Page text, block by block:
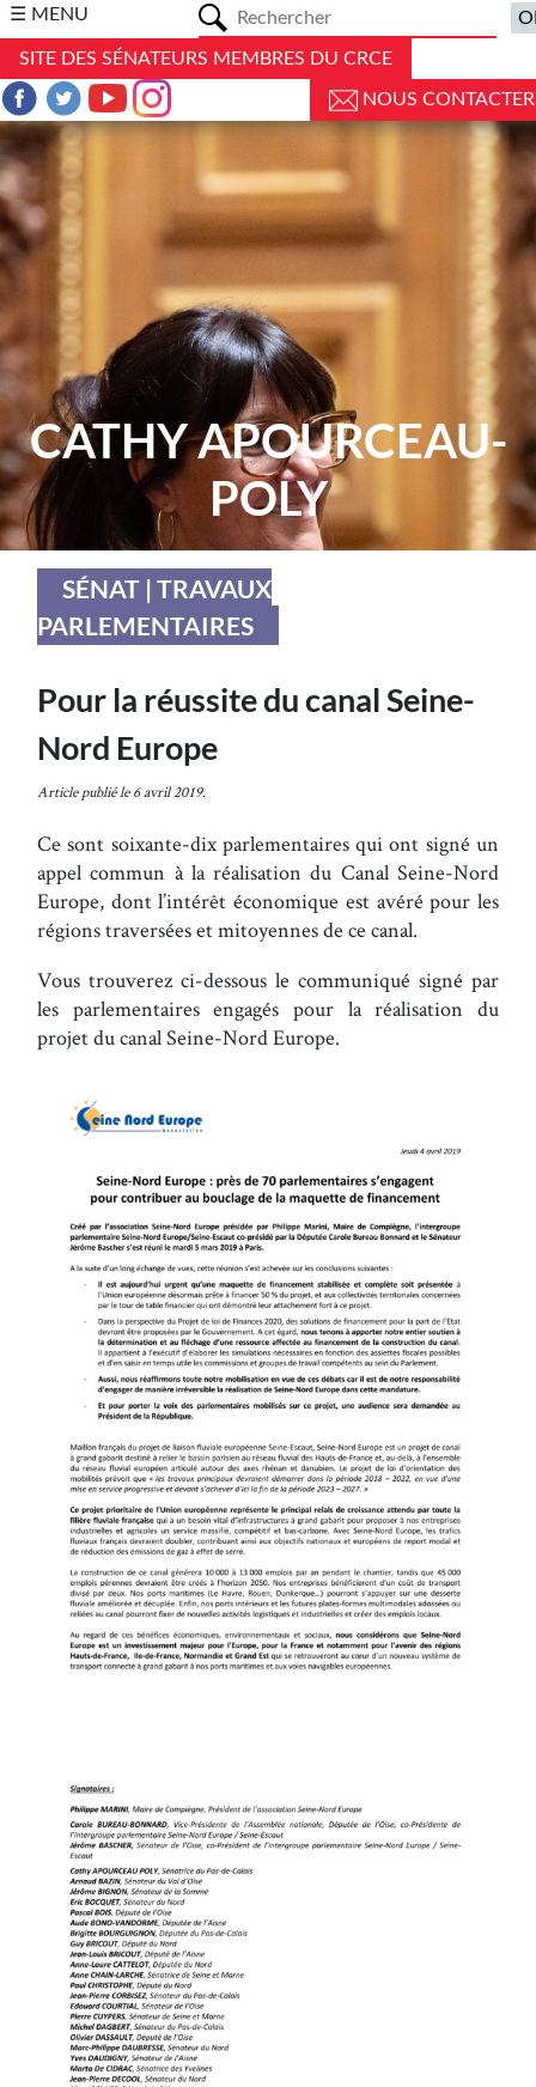
☰ MENU
SITE DES SÉNATEURS MEMBRES DU CRCE
NOUS CONTACTER
CATHY APOURCEAU-
POLY
SÉNAT | TRAVAUX
PARLEMENTAIRES
Pour la réussite du canal Seine-
Nord Europe
Article publié le 6 avril 2019.
Ce sont soixante-dix parlementaires qui ont signé un
appel commun à la réalisation du Canal Seine-Nord
Europe, dont l’intérêt économique est avéré pour les
régions traversées et mitoyennes de ce canal.
Vous trouverez ci-dessous le communiqué signé par
les parlementaires engagés pour la réalisation du
projet du canal Seine-Nord Europe.